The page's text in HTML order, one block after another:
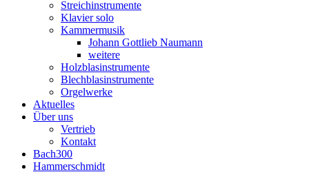
Streichinstrumente
Klavier solo
Kammermusik
Johann Gottlieb Naumann
weitere
Holzblasinstrumente
Blechblasinstrumente
Orgelwerke
Aktuelles
Über uns
Vertrieb
Kontakt
Bach300
Hammerschmidt